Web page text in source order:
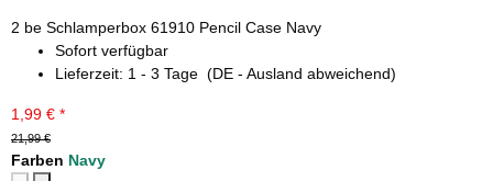
2 be Schlamperbox 61910 Pencil Case Navy
Sofort verfügbar
Lieferzeit: 1 - 3 Tage (DE - Ausland abweichend)
1,99 € *
21,99 €
Farben Navy